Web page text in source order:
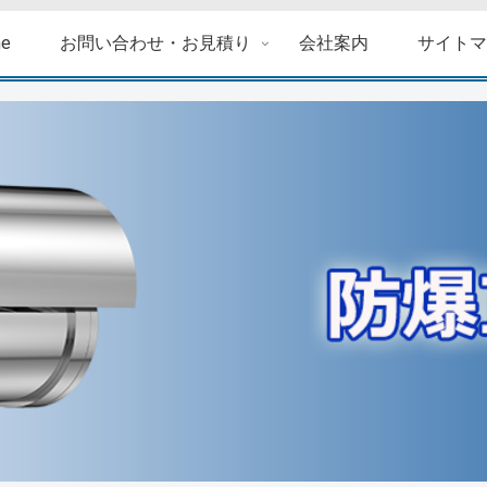
お問い合わせ・お見積り 会社案内 サイト